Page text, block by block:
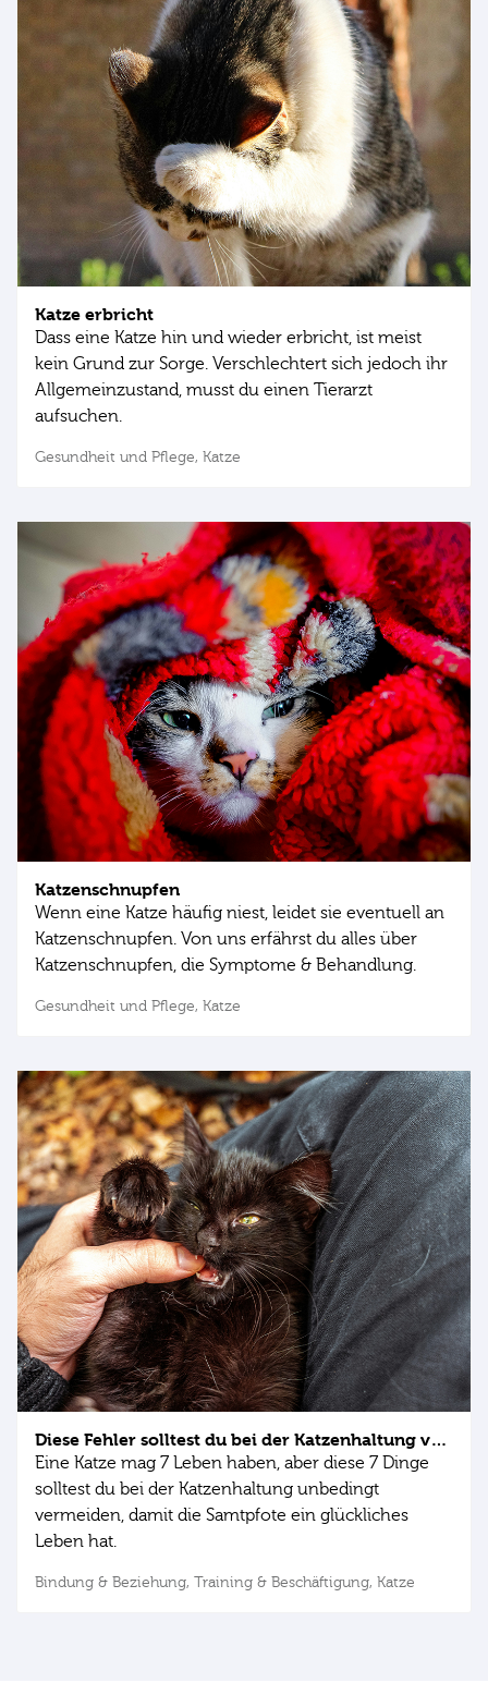
Katze erbricht
Dass eine Katze hin und wieder erbricht, ist meist
kein Grund zur Sorge. Verschlechtert sich jedoch ihr
Allgemeinzustand, musst du einen Tierarzt
aufsuchen.
Gesundheit und Pflege, Katze
Katzenschnupfen
Wenn eine Katze häufig niest, leidet sie eventuell an
Katzenschnupfen. Von uns erfährst du alles über
Katzenschnupfen, die Symptome & Behandlung.
Gesundheit und Pflege, Katze
Diese Fehler solltest du bei der Katzenhaltung vermeiden
Eine Katze mag 7 Leben haben, aber diese 7 Dinge
solltest du bei der Katzenhaltung unbedingt
vermeiden, damit die Samtpfote ein glückliches
Leben hat.
Bindung & Beziehung, Training & Beschäftigung, Katze